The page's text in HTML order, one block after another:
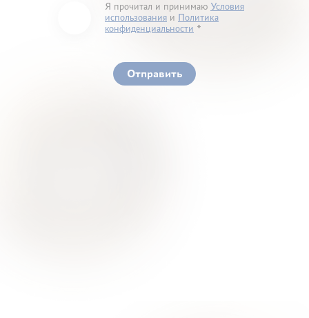
Я прочитал и принимаю Условия
использования и Политика
конфиденциальности
Отправить